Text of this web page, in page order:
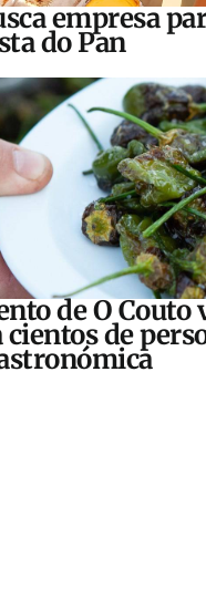
empresa
do Pan
de O Couto
de